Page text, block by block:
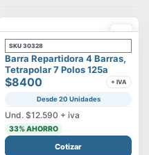
SKU 30328
Barra Repartidora 4 Barras,
Tetrapolar 7 Polos 125a
$8400 + IVA
Desde 20 Unidades
Und. $12.590 + iva
33% AHORRO
Cotizar